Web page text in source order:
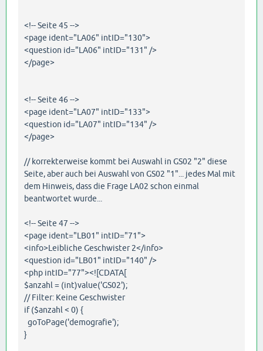
<!-- Seite 45 -->
<page ident="LA06" intID="130">
<question id="LA06" intID="131" />
</page>
<!-- Seite 46 -->
<page ident="LA07" intID="133">
<question id="LA07" intID="134" />
</page>
// korrekterweise kommt bei Auswahl in GS02 "2" diese
Seite, aber auch bei Auswahl von GS02 "1"... jedes Mal mit
dem Hinweis, dass die Frage LA02 schon einmal
beantwortet wurde...
<!-- Seite 47 -->
<page ident="LB01" intID="71">
<info>Leibliche Geschwister 2</info>
<question id="LB01" intID="140" />
<php intID="77"><![CDATA[
$anzahl = (int)value('GS02');
// Filter: Keine Geschwister
if ($anzahl < 0) {
goToPage('demografie');
}